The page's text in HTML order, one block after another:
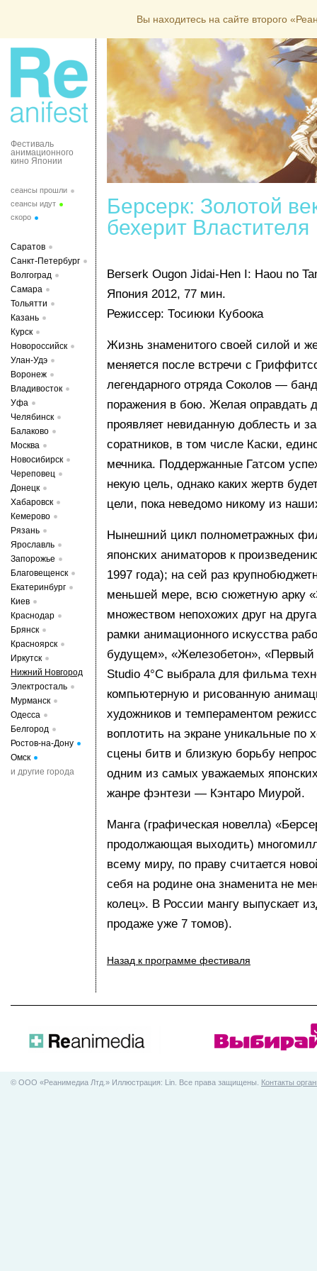
Вы находитесь на сайте второго
Фестиваль
анимационного
кино Японии
сеансы прошли
сеансы идут
скоро
Саратов
Санкт-Петербург
Волгоград
Самара
Тольятти
Казань
Курск
Новороссийск
Улан-Удэ
Воронеж
Владивосток
Уфа
Челябинск
Балаково
Москва
Новосибирск
Череповец
Донецк
Хабаровск
Кемерово
Рязань
Ярославль
Запорожье
Благовещенск
Екатеринбург
Киев
Краснодар
Брянск
Красноярск
Иркутск
Нижний Новгород
Электросталь
Мурманск
Одесса
Белгород
Ростов-на-Дону
Омск
и другие города
Берсерк: Золотой
бехерит Властителя
Berserk Ougon Jidai-Hen I: Haou no
Япония 2012, 77 мин.
Режиссер: Тосиюки Кубоока
Жизнь знаменитого своей силой и
меняется после встречи с
легендарного отряда Соколов —
поражения в бою. Желая оправдать
проявляет невиданную доблесть и
соратников, в том числе Каски,
мечника. Поддержанные Гатсом
некую цель, однако каких жертв
цели, пока неведомо никому из
Нынешний цикл полнометражных
японских аниматоров к
1997 года); на сей раз
меньшей мере, всю сюжетную арку
множеством непохожих друг на
рамки анимационного искусства
будущем», «Железобетон»,
Studio 4°C выбрала для фильма
компьютерную и рисованную
художников и темпераментом
воплотить на экране уникальные по
сцены битв и близкую борьбу
одним из самых уважаемых
жанре фэнтези — Кэнтаро Миурой.
Манга (графическая новелла)
продолжающая выходить)
всему миру, по праву считается
себя на родине она знаменита не
колец». В России мангу выпускает
продаже уже 7 томов).
Назад к программе фестиваля
© ООO «Реанимедиа Лтд.» Иллюстрация: Lin. Все права защищены. Контакты